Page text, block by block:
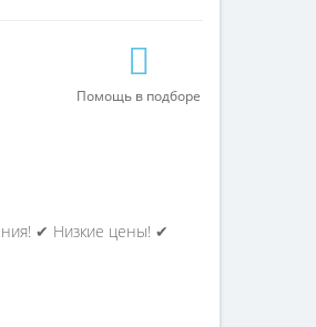
Помощь в подборе
✔ Низкие цены! ✔